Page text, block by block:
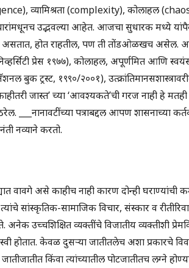
व्यामिश्रता (complexity), कोलाहल
उद्भवल्या आहेत. आजचा सुधारक मध्ये
असतात, होत राहतील, पण ती तोंडओळखच असेल.
प्रेस १९७७), कोलाहल, अपूर्णमित आणि
बुक ट्रस्ट, १९९०/२००१),
जास्त’ च्या ‘आवश्यकते’ची गरज नाही हे मतही
पत्राबद्दल आपण शासनाच्या
नव्याने करतो.
वावगे असे काहीच नाही कारण दोन्ही घराण्यांची
सांस्कृतिक-सामाजिक विचार, संस्कार व
उच्चशिक्षित व्यक्तींचे विजातीय व्यक्तीशी
होतात. केवळ दुसऱ्या जातीतलेच अशा प्रकारचे
किंवा त्यांच्यातील पोटजातीतच लग्ने